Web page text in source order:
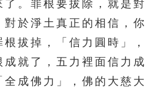
。罪根要拔除，就是對
於淨土真正的相信，你
拔掉，「信力圓時」，
就了，五力裡面信力成
成佛力」，佛的大慈大